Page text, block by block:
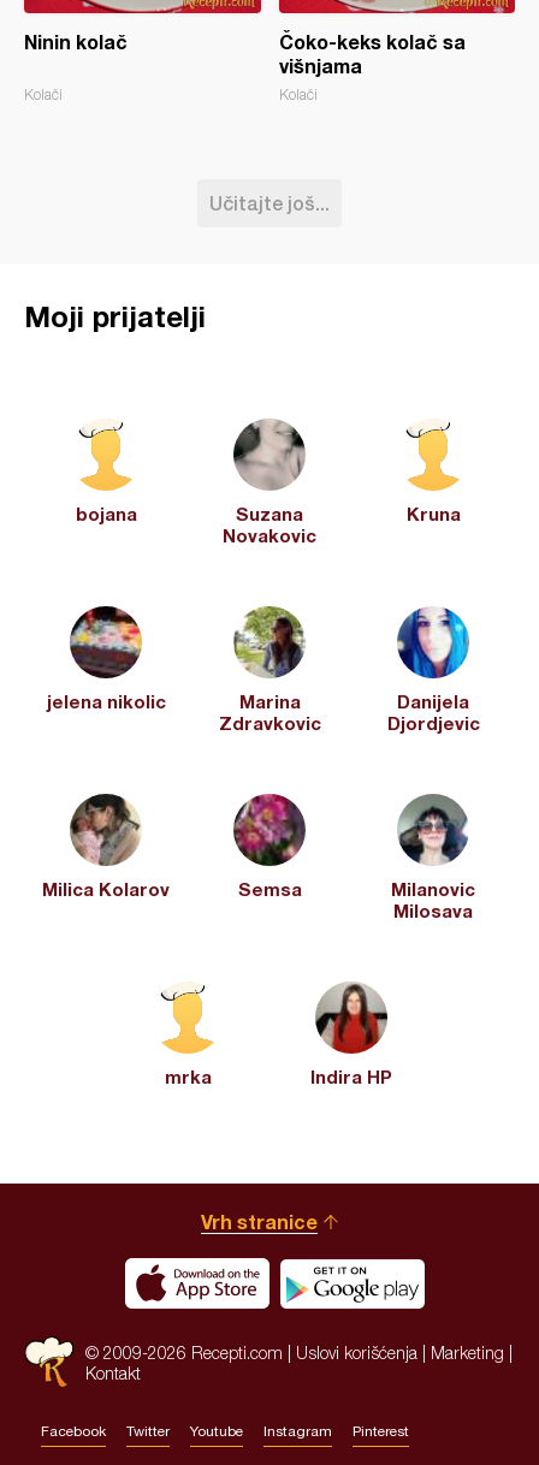
Ninin kolač
Kolači
Čoko-keks kolač sa
višnjama
Kolači
Učitajte još...
Moji prijatelji
bojana
Suzana
Novakovic
Kruna
jelena nikolic
Marina
Zdravkovic
Danijela
Djordjevic
Milica Kolarov Semsa
Milanovic
Milosava
mrka Indira HP
Vrh stranice
© 2009-2026 Recepti.com | Uslovi korišćenja Marketing
Kontakt
Facebook Twitter Youtube Instagram Pinterest